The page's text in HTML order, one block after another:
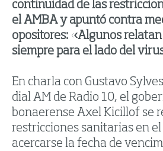
continuidad de las
el AMBA y apuntó contra
opositores: «Algunos
siempre para el lado del
En charla con Gustavo
dial AM de Radio 10, el
bonaerense Axel Kicillof se
restricciones sanitarias en
acercarse la fecha de